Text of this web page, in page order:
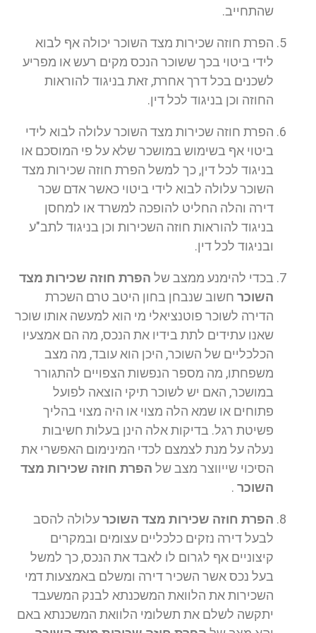
שהתחייב.
הפרת חוזה שכירות מצד השוכר יכולה אף לבוא
לידי ביטוי בכך ששוכר הנכס מקים רעש או מפריע
לשכנים בכל דרך אחרת, זאת בניגוד להוראות
החוזה וכן בניגוד לכל דין.
הפרת חוזה שכירות מצד השוכר עלולה לבוא לידי
ביטוי אף בשימוש במושכר שלא על פי המוסכם או
בניגוד לכל דין, כך למשל הפרת חוזה שכירות מצד
השוכר עלולה לבוא לידי ביטוי כאשר אדם שכר
דירה והלה החליט להופכה למשרד או למחסן
בניגוד להוראות חוזה השכירות וכן בניגוד לתב"ע
ובניגוד לכל דין.
בכדי להימנע ממצב של הפרת חוזה שכירות מצד
השוכר חשוב שנבחן בחון היטב טרם השכרת
הדירה לשוכר פוטנציאלי מי הוא למעשה אותו שוכר
שאנו עתידים לתת בידיו את הנכס, מה הם אמצעיו
הכלכליים של השוכר, היכן הוא עובד, מה מצב
משפחתו, מה מספר הנפשות הצפויים להתגורר
במושכר, האם יש לשוכר תיקי הוצאה לפועל
פתוחים או שמא הלה מצוי או היה מצוי בהליך
פשיטת רגל. בדיקות אלה הינן בעלות חשיבות
נעלה על מנת לצמצם לכדי המינימום האפשרי את
הסיכוי שייווצר מצב של הפרת חוזה שכירות מצד
השוכר .
הפרת חוזה שכירות מצד השוכרעלולה להסב
לבעל דירה נזקים כלכליים עצומים ובמקרים
קיצוניים אף לגרום לו לאבד את הנכס, כך למשל
בעל נכס אשר השכיר דירה ומשלם באמצעות דמי
השכירות את הלוואת המשכנתא לבנק המשעבד
יתקשה לשלם את תשלומי הלוואת המשכנתא באם